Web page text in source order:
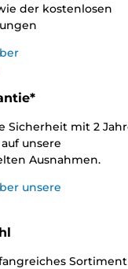
der kostenlosen
Sicherheit mit 2
unsere
Ausnahmen.
unsere
Sortiment